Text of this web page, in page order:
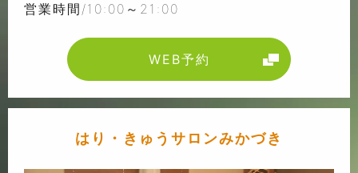
営業時間/10:00～21:00
WEB予約
はり・きゅうサロンみかづき